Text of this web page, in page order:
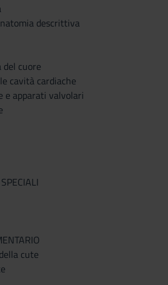
descrittiva
cuore
cavità cardiache
e apparati valvolari
cute